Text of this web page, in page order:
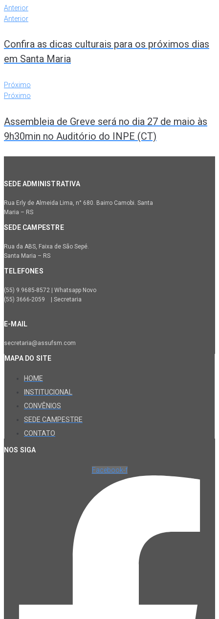
Anterior
Anterior
Confira as dicas culturais para os próximos dias
em Santa Maria
Próximo
Próximo
Assembleia de Greve será no dia 27 de maio às
9h30min no Auditório do INPE (CT)
SEDE ADMINISTRATIVA
Rua Erly de Almeida Lima, n° 680. Bairro Camobi. Santa
Maria – RS
SEDE CAMPESTRE
Rua da ABS, Faixa de São Sepé.
Santa Maria – RS
TELEFONES
(55) 9.9685-8572 | Whatsapp Novo
(55) 3666-2059 | Secretaria
E-MAIL
secretaria@assufsm.com
MAPA DO SITE
HOME
INSTITUCIONAL
CONVÊNIOS
SEDE CAMPESTRE
CONTATO
NOS SIGA
Facebook-f